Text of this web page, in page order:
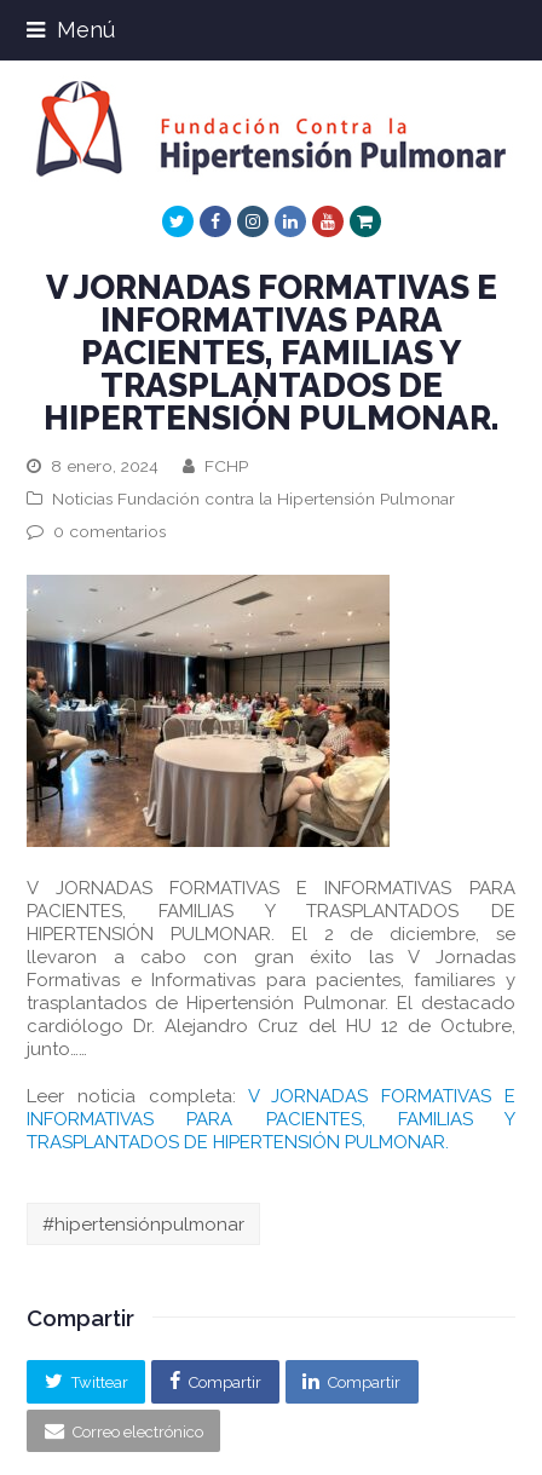
Menú
TwitterFacebookInstagram
LinkedInYoutube
Xing
V JORNADAS FORMATIVAS E
INFORMATIVAS PARA
PACIENTES, FAMILIAS Y
TRASPLANTADOS DE
HIPERTENSIÓN PULMONAR.
8 enero, 2024
FCHP
Noticias Fundación contra la Hipertensión Pulmonar
0 comentarios
V JORNADAS FORMATIVAS E INFORMATIVAS PARA
PACIENTES, FAMILIAS Y TRASPLANTADOS DE
HIPERTENSIÓN PULMONAR. El 2 de diciembre, se
llevaron a cabo con gran éxito las V Jornadas
Formativas e Informativas para pacientes, familiares y
trasplantados de Hipertensión Pulmonar. El destacado
cardiólogo Dr. Alejandro Cruz del HU 12 de Octubre,
junto……
Leer noticia completa: V JORNADAS FORMATIVAS E
INFORMATIVAS PARA PACIENTES, FAMILIAS Y
TRASPLANTADOS DE HIPERTENSIÓN PULMONAR.
#hipertensiónpulmonar
Compartir
Twittear Compartir Compartir
Correo electrónico